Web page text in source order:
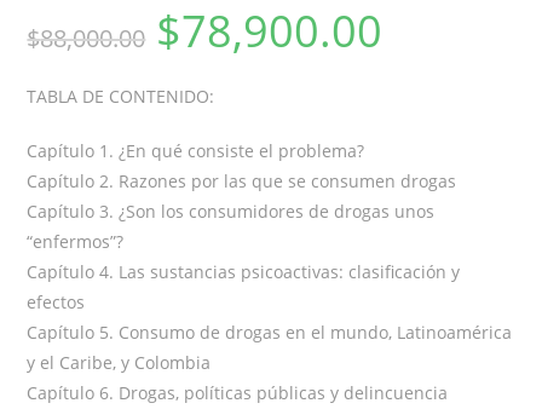
$88,000.00 $78,900.00
TABLA DE CONTENIDO:
Capítulo 1. ¿En qué consiste el problema?
Capítulo 2. Razones por las que se consumen drogas
Capítulo 3. ¿Son los consumidores de drogas unos
“enfermos”?
Capítulo 4. Las sustancias psicoactivas: clasificación y
efectos
Capítulo 5. Consumo de drogas en el mundo, Latinoamérica
y el Caribe, y Colombia
Capítulo 6. Drogas, políticas públicas y delincuencia